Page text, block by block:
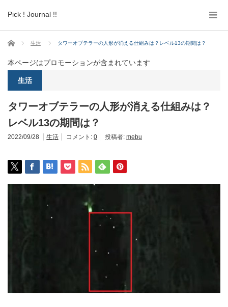
Pick ! Journal !!
ホーム 生活 タワーオブテラーの人形が消える仕組みは？レベル13の期間は？
本ページはプロモーションが含まれています
生活
タワーオブテラーの人形が消える仕組みは？
レベル13の期間は？
2022/09/28 生活 コメント: 0 投稿者: mebu